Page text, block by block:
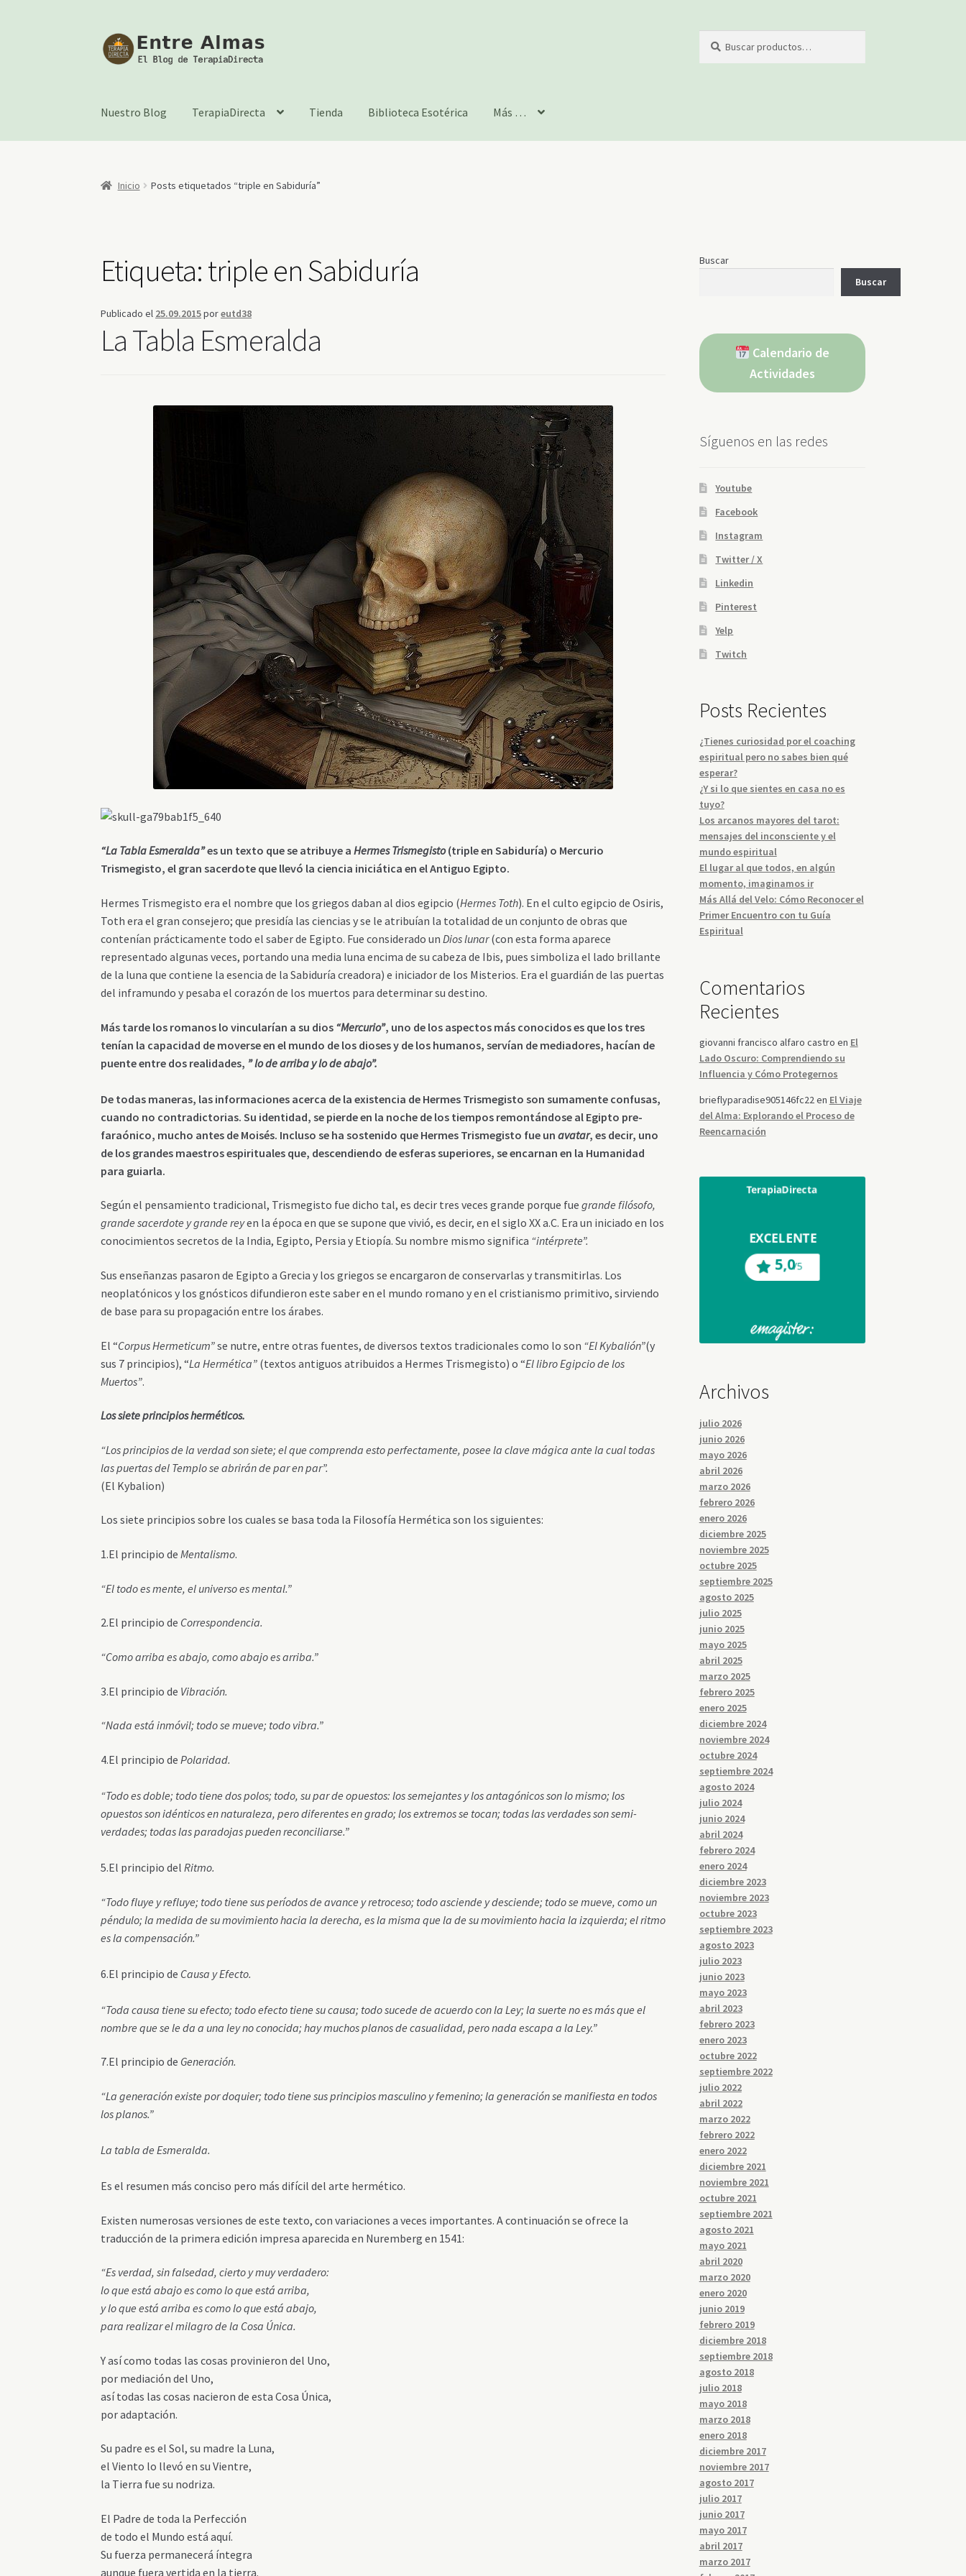
Ir
a
Ir
al
por:
Nuestro Blog TerapiaDirecta Tienda Biblioteca Esotérica Más …
Inicio Posts etiquetados “triple en Sabiduría”
Etiqueta:triple en Sabiduría
Publicado el 25.09.2015poreutd38
La Tabla Esmeralda
“La Tabla Esmeralda”es un texto que se atribuye aHermes Trismegisto(triple en Sabiduría) o Mercurio
Trismegisto, el gran sacerdote que llevó la ciencia iniciática en el Antiguo Egipto.
Hermes Trismegisto era el nombre que los griegos daban al dios egipcio (Hermes Toth). En el culto egipcio de Osiris,
Toth era el gran consejero; que presidía las ciencias y se le atribuían la totalidad de un conjunto de obras que
contenían prácticamente todo el saber de Egipto. Fue considerado unDios lunar(con esta forma aparece
representado algunas veces, portando una media luna encima de su cabeza de Ibis, pues simboliza el lado brillante
de la luna que contiene la esencia de la Sabiduría creadora) e iniciador de los Misterios. Era el guardián de las puertas
del inframundo y pesaba el corazón de los muertos para determinar su destino.
Más tarde los romanos lo vincularían a su dios “Mercurio”, uno de los aspectos más conocidos es que los tres
tenían la capacidad de moverse en el mundo de los dioses y de los humanos, servían de mediadores, hacían de
puente entre dos realidades, ” lo de arriba y lo de abajo”.
De todas maneras, las informaciones acerca de la existencia de Hermes Trismegisto son sumamente confusas,
cuando no contradictorias. Su identidad, se pierde en la noche de los tiempos remontándose al Egipto pre-
faraónico, mucho antes de Moisés. Incluso se ha sostenido que Hermes Trismegisto fue unavatar, es decir, uno
de los grandes maestros espirituales que, descendiendo de esferas superiores, se encarnan en la Humanidad
para guiarla.
Según el pensamiento tradicional, Trismegisto fue dicho tal, es decir tres veces grande porque fuegrande filósofo,
grande sacerdote y grande reyen la época en que se supone que vivió, es decir, en el siglo XX a.C. Era un iniciado en los
conocimientos secretos de la India, Egipto, Persia y Etiopía. Su nombre mismo significa “intérprete”.
Sus enseñanzas pasaron de Egipto a Grecia y los griegos se encargaron de conservarlas y transmitirlas. Los
neoplatónicos y los gnósticos difundieron este saber en el mundo romano y en el cristianismo primitivo, sirviendo
de base para su propagación entre los árabes.
El “Corpus Hermeticum”se nutre, entre otras fuentes, de diversos textos tradicionales como lo son “El Kybalión”(y
sus 7 principios), “La Hermética” (textos antiguos atribuidos a Hermes Trismegisto) o “El libro Egipcio de los
Muertos”.
Los siete principios herméticos.
“Los principios de la verdad son siete; el que comprenda esto perfectamente, posee la clave mágica ante la cual todas
las puertas del Templo se abrirán de par en par”.
(El Kybalion)
Los siete principios sobre los cuales se basa toda la Filosofía Hermética son los siguientes:
1.El principio deMentalismo.
“El todo es mente, el universo es mental.”
2.El principio de Correspondencia.
“Como arriba es abajo, como abajo es arriba.”
3.El principio de Vibración.
“Nada está inmóvil; todo se mueve; todo vibra.”
4.El principio dePolaridad.
“Todo es doble; todo tiene dos polos; todo, su par de opuestos: los semejantes y los antagónicos son lo mismo; los
opuestos son idénticos en naturaleza, pero diferentes en grado; los extremos se tocan; todas las verdades son semi-
verdades; todas las paradojas pueden reconciliarse.”
5.El principio del Ritmo.
“Todo fluye y refluye; todo tiene sus períodos de avance y retroceso; todo asciende y desciende; todo se mueve, como un
péndulo; la medida de su movimiento hacia la derecha, es la misma que la de su movimiento hacia la izquierda; el ritmo
es la compensación.”
6.El principio de Causa y Efecto.
“Toda causa tiene su efecto; todo efecto tiene su causa; todo sucede de acuerdo con la Ley; la suerte no es más que el
nombre que se le da a una ley no conocida; hay muchos planos de casualidad, pero nada escapa a la Ley.”
7.El principio de Generación.
“La generación existe por doquier; todo tiene sus principios masculino y femenino; la generación se manifiesta en todos
los planos.”
La tabla de Esmeralda.
Es el resumen más conciso pero más difícil del arte hermético.
Existen numerosas versiones de este texto, con variaciones a veces importantes. A continuación se ofrece la
traducción de la primera edición impresa aparecida en Nuremberg en 1541:
“Es verdad, sin falsedad, cierto y muy verdadero:
lo que está abajo es como lo que está arriba,
y lo que está arriba es como lo que está abajo,
para realizar el milagro de la Cosa Única.
Y así como todas las cosas provinieron del Uno,
por mediación del Uno,
así todas las cosas nacieron de esta Cosa Única,
por adaptación.
Su padre es el Sol, su madre la Luna,
el Viento lo llevó en su Vientre,
la Tierra fue su nodriza.
El Padre de toda la Perfección
de todo el Mundo está aquí.
Su fuerza permanecerá íntegra
aunque fuera vertida en la tierra.
Buscar
Buscar
Calendario de
Actividades
Síguenos en las redes
Youtube
Facebook
Instagram
Twitter / X
Linkedin
Pinterest
Yelp
Twitch
Posts Recientes
¿Tienes curiosidad por el coaching
espiritual pero no sabes bien qué
esperar?
¿Y si lo que sientes en casa no es
tuyo?
Los arcanos mayores del tarot:
mensajes del inconsciente y el
mundo espiritual
El lugar al que todos, en algún
momento, imaginamos ir
Más Allá del Velo: Cómo Reconocer el
Primer Encuentro con tu Guía
Espiritual
Comentarios
Recientes
giovanni francisco alfaro castro en El
Lado Oscuro: Comprendiendo su
Influencia y Cómo Protegernos
brieflyparadise905146fc22en El Viaje
del Alma: Explorando el Proceso de
Reencarnación
Archivos
julio 2026
junio 2026
mayo 2026
abril 2026
marzo 2026
febrero 2026
enero 2026
diciembre 2025
noviembre 2025
octubre 2025
septiembre 2025
agosto 2025
julio 2025
junio 2025
mayo 2025
abril 2025
marzo 2025
febrero 2025
enero 2025
diciembre 2024
noviembre 2024
octubre 2024
septiembre 2024
agosto 2024
julio 2024
junio 2024
abril 2024
febrero 2024
enero 2024
diciembre 2023
noviembre 2023
octubre 2023
septiembre 2023
agosto 2023
julio 2023
junio 2023
mayo 2023
abril 2023
febrero 2023
enero 2023
octubre 2022
septiembre 2022
julio 2022
abril 2022
marzo 2022
febrero 2022
enero 2022
diciembre 2021
noviembre 2021
octubre 2021
septiembre 2021
agosto 2021
mayo 2021
abril 2020
marzo 2020
enero 2020
junio 2019
febrero 2019
diciembre 2018
septiembre 2018
agosto 2018
julio 2018
mayo 2018
marzo 2018
enero 2018
diciembre 2017
noviembre 2017
agosto 2017
julio 2017
junio 2017
mayo 2017
abril 2017
marzo 2017